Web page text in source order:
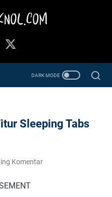
Sleeping Tabs
Komentar